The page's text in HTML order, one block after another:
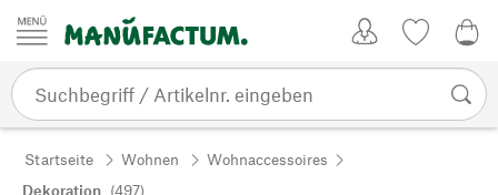
Zum Inhalt springen
Startseite Wohnen
Wohnaccessoires
Dekoration (497)